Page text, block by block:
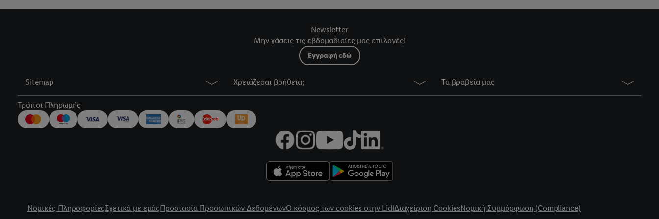
Newsletter
Μην χάσεις τις εβδομαδιαίες μας επιλογές!
Εγγραφή εδώ
Sitemap Χρειάζεσαι βοήθεια; Τα βραβεία μας
Τρόποι Πληρωμής
Νομικές ΠληροφορίεςΣχετικά με εμάςΠροστασία Προσωπικών ΔεδομένωνΟ κόσμος των cookies στην LidlΔιαχείριση CookiesΝομική Συμμόρφωση (Compliance)